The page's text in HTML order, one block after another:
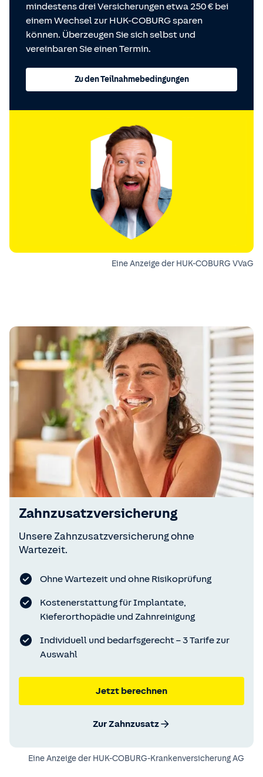
mindestens drei Versicherungen etwa 250 € bei
einem Wechsel zur HUK-COBURG sparen
können. Überzeugen Sie sich selbst und
vereinbaren Sie einen Termin.
Zu den Teilnahmebedingungen
Eine Anzeige der HUK-COBURG VVaG
Zahnzusatzversicherung
Unsere Zahnzusatzversicherung ohne
Wartezeit.
Ohne Wartezeit und ohne Risikoprüfung
Kostenerstattung für Implantate,
Kieferorthopädie und Zahnreinigung
Individuell und bedarfsgerecht – 3 Tarife zur
Auswahl
Jetzt berechnen
Zur Zahnzusatz
Eine Anzeige der HUK-COBURG-Krankenversicherung AG